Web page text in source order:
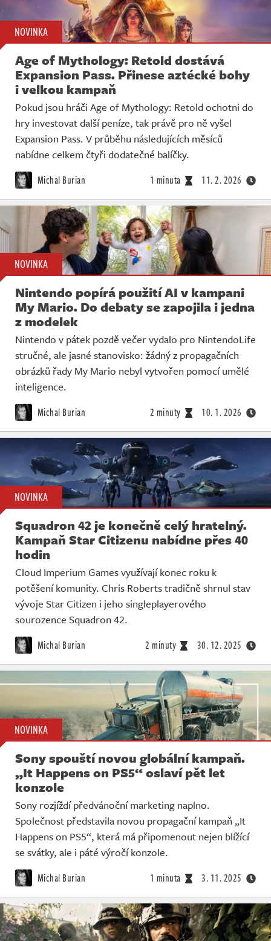
NOVINKA
Age of Mythology: Retold dostává
Expansion Pass. Přinese aztécké bohy
i velkou kampaň
Pokud jsou hráči Age of Mythology: Retold ochotni do
hry investovat další peníze, tak právě pro ně vyšel
Expansion Pass. V průběhu následujících měsíců
nabídne celkem čtyři dodatečné balíčky.
Michal Burian 1 minuta 11. 2. 2026
NOVINKA
Nintendo popírá použití AI v kampani
My Mario. Do debaty se zapojila i jedna
z modelek
Nintendo v pátek pozdě večer vydalo pro NintendoLife
stručné, ale jasné stanovisko: žádný z propagačních
obrázků řady My Mario nebyl vytvořen pomocí umělé
inteligence.
Michal Burian 2 minuty 10. 1. 2026
NOVINKA
Squadron 42 je konečně celý hratelný.
Kampaň Star Citizenu nabídne přes 40
hodin
Cloud Imperium Games využívají konec roku k
potěšení komunity. Chris Roberts tradičně shrnul stav
vývoje Star Citizen i jeho singleplayerového
sourozence Squadron 42.
Michal Burian 2 minuty 30. 12. 2025
NOVINKA
Sony spouští novou globální kampaň.
„It Happens on PS5“ oslaví pět let
konzole
Sony rozjíždí předvánoční marketing naplno.
Společnost představila novou propagační kampaň „It
Happens on PS5“, která má připomenout nejen blížící
se svátky, ale i páté výročí konzole.
Michal Burian 1 minuta 3. 11. 2025